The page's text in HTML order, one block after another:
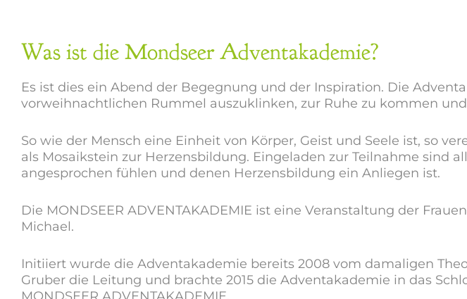
Was ist die Mondseer Adventakademie?
Es ist dies ein Abend der Begegnung und der Inspiration. Die
vorweihnachtlichen Rummel auszuklinken, zur Ruhe zu kommen
So wie der Mensch eine Einheit von Körper, Geist und Seele ist, so
als Mosaikstein zur Herzensbildung. Eingeladen zur Teilnahme sind
angesprochen fühlen und denen Herzensbildung ein Anliegen ist.
Die MONDSEER ADVENTAKADEMIE ist eine Veranstaltung der
Michael.
Initiiert wurde die Adventakademie bereits 2008 vom damaligen
Gruber die Leitung und brachte 2015 die Adventakademie in das